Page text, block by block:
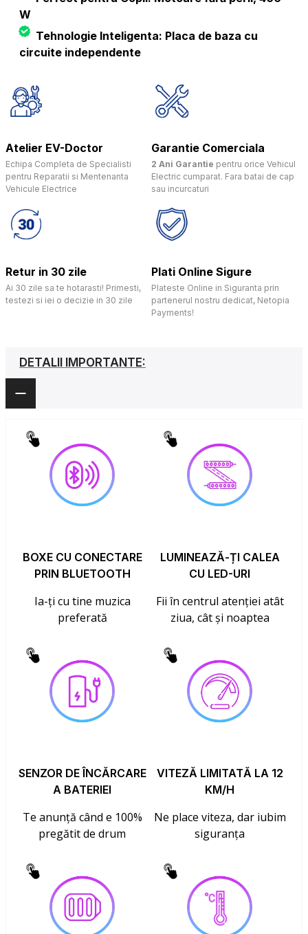
W
Tehnologie Inteligenta: Placa de baza cu
circuite independente
Atelier EV-Doctor
Echipa Completa de Specialisti
pentru Reparatii si Mentenanta
Vehicule Electrice
Garantie Comerciala
2 Ani Garantie pentru orice Vehicul
Electric cumparat. Fara batai de cap
sau incurcaturi
Retur in 30 zile
Ai 30 zile sa te hotarasti! Primesti,
testezi si iei o decizie in 30 zile
Plati Online Sigure
Plateste Online in Siguranta prin
partenerul nostru dedicat, Netopia
Payments!
DETALII IMPORTANTE:
BOXE CU CONECTARE
PRIN BLUETOOTH
Ia-ți cu tine muzica
preferată
LUMINEAZĂ-ȚI CALEA
CU LED-URI
Fii în centrul atenției atât
ziua, cât și noaptea
SENZOR DE ÎNCĂRCARE
A BATERIEI
Te anunță când e 100%
pregătit de drum
VITEZĂ LIMITATĂ LA 12
KM/H
Ne place viteza, dar iubim
siguranța